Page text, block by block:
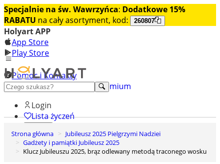
Specjalnie na św. Wawrzyńca: Dodatkowe 15%
RABATU na cały asortyment, kod: 260807
Holyart APP
App Store
Play Store
Pomoc i Kontakty
+48 222 922 860
Odkryj premium
Login
Lista życzeń
0
Koszyk
Strona główna
Jubileusz 2025 Pielgrzymi Nadziei
Gadżety i pamiątki Jubileusz 2025
Klucz Jubileuszu 2025, brąz odlewany metodą traconego wosku